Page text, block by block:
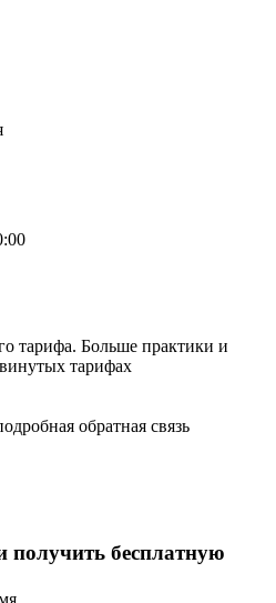
тарифа. Больше практики и
тарифах
обратная связь
получить бесплатную